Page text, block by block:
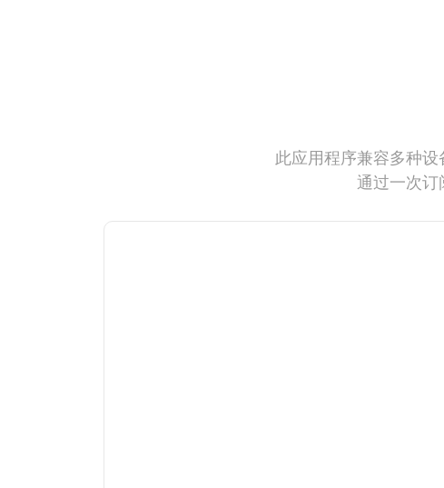
此应用程序兼容多种
通过一次订